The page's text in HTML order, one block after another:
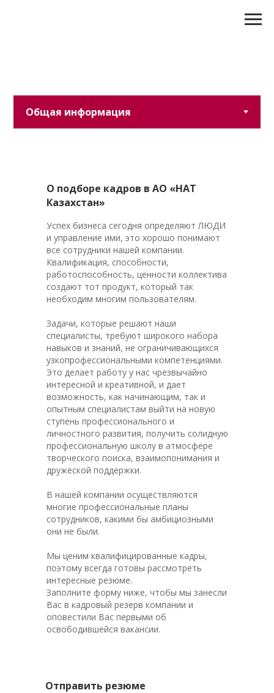
О подборе кадров в АО «НАТ
Казахстан»
Успех бизнеса сегодня определяют ЛЮДИ
и управление ими, это хорошо понимают
все сотрудники нашей компании.
Квалификация, способности,
работоспособность, ценности коллектива
создают тот продукт, который так
необходим многим пользователям.
Задачи, которые решают наши
специалисты, требуют широкого набора
навыков и знаний, не ограничивающихся
узкопрофессиональными компетенциями.
Это делает работу у нас чрезвычайно
интересной и креативной, и дает
возможность, как начинающим, так и
опытным специалистам выйти на новую
ступень профессионального и
личностного развития, получить солидную
профессиональную школу в атмосфере
творческого поиска, взаимопонимания и
дружеской поддержки.
В нашей компании осуществляются
многие профессиональные планы
сотрудников, какими бы амбициозными
они не были.
Мы ценим квалифицированные кадры,
поэтому всегда готовы рассмотреть
интересные резюме.
Заполните форму ниже, чтобы мы занесли
Вас в кадровый резерв компании и
оповестили Вас первыми об
освободившейся вакансии.
Отправить резюме